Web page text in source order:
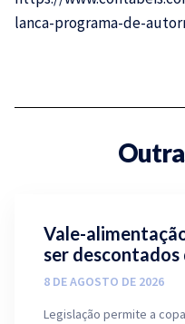
lanca-programa-de-
Vale-
ser descontados
8 DE AGOSTO DE 2026
Legislação permite a